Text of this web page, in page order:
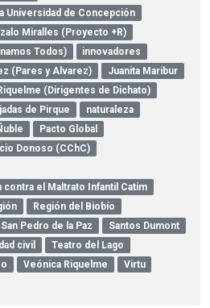
Universidad de Concepción
Miralles (Proyecto +R)
Todos)
innovadores
(Pares y Alvarez)
Juanita Maribur
(Dirigentes de Dichato)
de Pirque
naturaleza
Pacto Global
Donoso (CChC)
el Maltrato Infantil Catim
Región del Biobío
San Pedro de la Paz
Santos Dumont
civil
Teatro del Lago
Veónica Riquelme
Virtu